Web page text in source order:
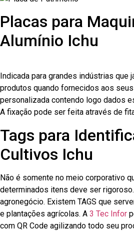
Placas para
Alumínio Ichu
Indicada para grandes indústrias que
produtos quando fornecidos aos
personalizada contendo logo dados
A fixação pode ser feita através de
Tags para
Cultivos Ichu
Não é somente no meio corporativo
determinados itens deve ser
agronegócio. Existem TAGS que
e plantações agrícolas. A 3 Tec Infor
com QR Code agilizando todo seu